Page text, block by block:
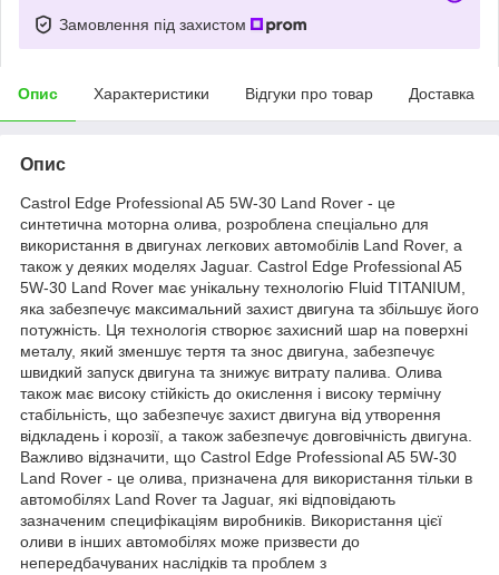
Замовлення під захистом
Опис Характеристики Відгуки про товар Доставка
Опис
Castrol Edge Professional A5 5W-30 Land Rover - це
синтетична моторна олива, розроблена спеціально для
використання в двигунах легкових автомобілів Land Rover, а
також у деяких моделях Jaguar. Castrol Edge Professional A5
5W-30 Land Rover має унікальну технологію Fluid TITANIUM,
яка забезпечує максимальний захист двигуна та збільшує його
потужність. Ця технологія створює захисний шар на поверхні
металу, який зменшує тертя та знос двигуна, забезпечує
швидкий запуск двигуна та знижує витрату палива. Олива
також має високу стійкість до окислення і високу термічну
стабільність, що забезпечує захист двигуна від утворення
відкладень і корозії, а також забезпечує довговічність двигуна.
Важливо відзначити, що Castrol Edge Professional A5 5W-30
Land Rover - це олива, призначена для використання тільки в
автомобілях Land Rover та Jaguar, які відповідають
зазначеним специфікаціям виробників. Використання цієї
оливи в інших автомобілях може призвести до
непередбачуваних наслідків та проблем з